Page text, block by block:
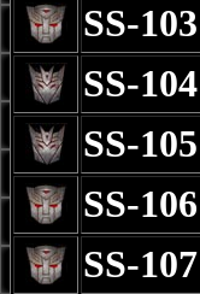
SS-
SS-
SS-
SS-
SS-